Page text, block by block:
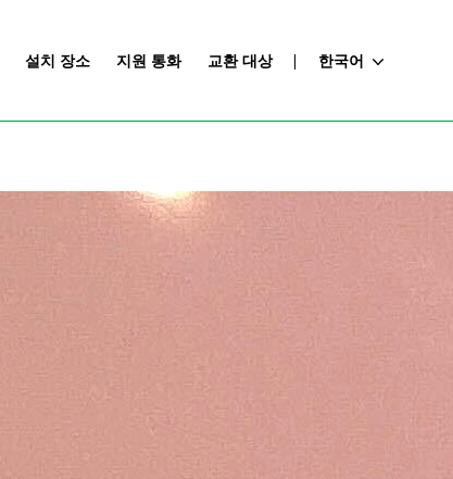
설치 장소 지원 통화 교환 대상 한국어